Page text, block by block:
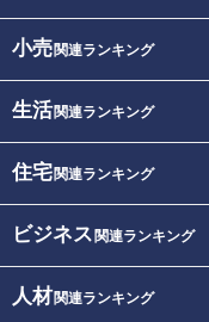
小売関連ランキング
生活関連ランキング
住宅関連ランキング
ビジネス 関連ランキング
人材関連ランキング